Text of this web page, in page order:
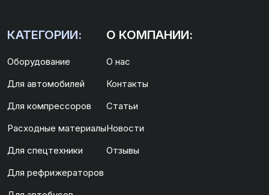
КАТЕГОРИИ:
Оборудование
Для автомобилей
Для компрессоров
Расходные материалы
Для спецтехники
Для рефрижераторов
О КОМПАНИИ:
О нас
Контакты
Статьи
Новости
Отзывы